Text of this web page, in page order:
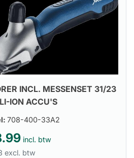
INCL. MESSENSET 31/23
ION ACCU'S
708-400-33A2
incl. btw
excl. btw